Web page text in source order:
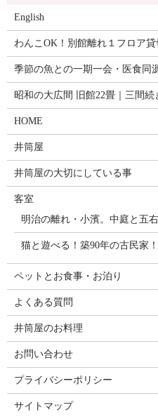
English
わんこOK！別館離れ１フロア
季節の魚との一期一会・医食同
昭和の大広間 旧館22畳｜三間
HOME
井筒屋
井筒屋の大切にしている事
客室
明治の離れ・小濱。中庭と五
猫と遊べる！築90年の古民家
ペットとお食事・お泊り
よくある質問
井筒屋のお料理
お問い合わせ
プライバシーポリシー
サイトマップ